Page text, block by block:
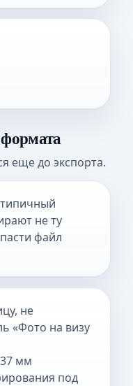
еще до экспорта.
не ту
файл
не
«Фото на визу
мм
под